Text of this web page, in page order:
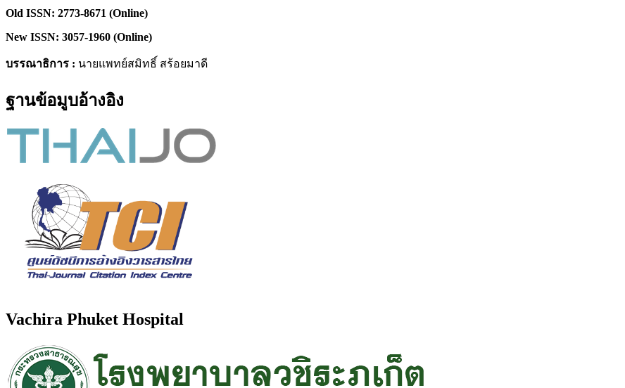
Old ISSN: 2773-8671 (Online)
New ISSN: 3057-1960 (Online)
บรรณาธิการ : นายแพทย์สมิทธิ์ สร้อยมาดี
ฐานข้อมูบอ้างอิง
Vachira Phuket Hospital